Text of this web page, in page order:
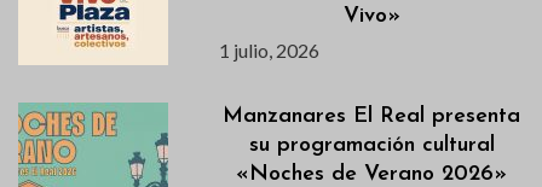
Vivo»
1 julio, 2026
Manzanares El Real presenta
su programación cultural
«Noches de Verano 2026»